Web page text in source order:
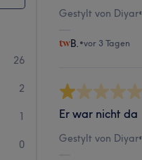
26
2
1
0
Gestylt von Diyar•
B. •vor 3 Tagen
Er war nicht da
Gestylt von Diyar•